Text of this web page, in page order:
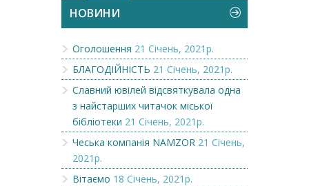
НОВИНИ
Оголошення 21 Січень, 2021р.
БЛАГОДІЙНІСТЬ 21 Січень, 2021р.
Славний ювілей відсвяткувала одна
з найстарших читачок міської
бібліотеки 21 Січень, 2021р.
Чеська компанія NAMZOR 21 Січень,
2021р.
Вітаємо 18 Січень, 2021р.